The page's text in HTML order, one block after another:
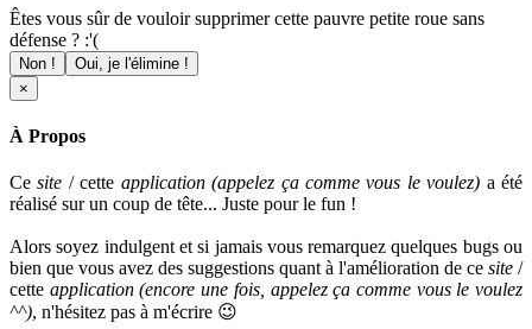
Êtes vous sûr de vouloir supprimer cette pauvre petite roue sans
défense ? :'(
Non !
Oui, je l'élimine !
×
À Propos
Cesite / cette application (appelez ça comme vous le voulez) a été
réalisé sur un coup de tête... Juste pour le fun !
Alors soyez indulgent et si jamais vous remarquez quelques bugs ou
bien que vous avez des suggestions quant à l'amélioration de ce site /
cette application (encore une fois, appelez ça comme vous le voulez
^^), n'hésitez pas à m'écrire 😉